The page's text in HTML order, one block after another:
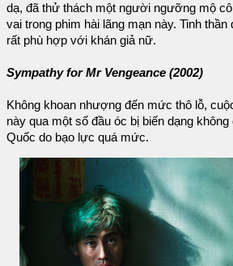
dạ, đã thử thách một người ngưỡng mộ
vai trong phim hài lãng mạn này. Tinh thần
rất phù hợp với khán giả nữ.
Sympathy for Mr Vengeance (2002)
Không khoan nhượng đến mức thô lỗ,
này qua một số đầu óc bị biến dạng
Quốc do bạo lực quá mức.